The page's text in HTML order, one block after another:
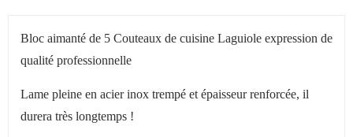
Bloc aimanté de 5 Couteaux de cuisine Laguiole expression de
qualité professionnelle
Lame pleine en acier inox trempé et épaisseur renforcée, il
durera très longtemps !